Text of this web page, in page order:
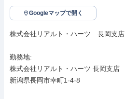
Googleマップで開く
株式会社リアルト・ハーツ　長岡支店
勤務地:
株式会社リアルト・ハーツ 長岡支店
新潟県長岡市幸町1-4-8